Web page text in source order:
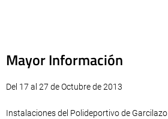
Mayor Información
Del 17 al 27 de Octubre de 2013
Instalaciones del Polideportivo de Garcilazo